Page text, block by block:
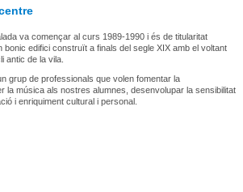
va començar al curs 1989-1990 i és de titularitat
bonic edifici construït a finals del segle XIX amb el voltant
antic de la vila.
grup de professionals que volen fomentar la
la música als nostres alumnes, desenvolupar la sensibilitat
i enriquiment cultural i personal.